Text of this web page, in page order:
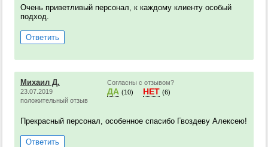
Очень приветливый персонал, к каждому клиенту особый
подход.
Ответить
Михаил Д.
23.07.2019
положительный отзыв
Согласны с отзывом?
ДА (10) НЕТ (6)
Прекрасный персонал, особенное спасибо Гвоздеву Алексею!
Ответить